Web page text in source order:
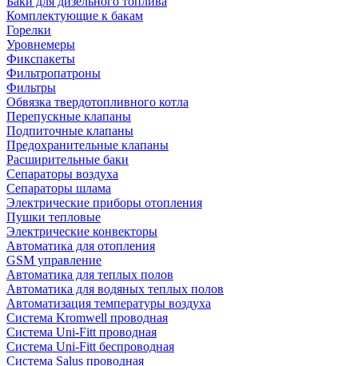
Комплектующие к бакам
Горелки
Уровнемеры
Фикспакеты
Фильтропатроны
Фильтры
Обвязка твердотопливного котла
Перепускные клапаны
Подпиточные клапаны
Предохранительные клапаны
Расширительные баки
Сепараторы воздуха
Сепараторы шлама
Электрические приборы отопления
Пушки тепловые
Электрические конвекторы
Автоматика для отопления
GSM управление
Автоматика для теплых полов
Автоматика для водяных теплых полов
Автоматизация температуры воздуха
Система Kromwell проводная
Система Uni-Fitt проводная
Система Uni-Fitt беспроводная
Система Salus проводная